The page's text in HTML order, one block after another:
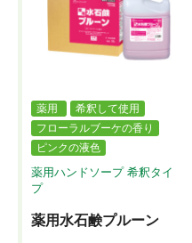
薬用
希釈して使用
フローラルブーケの香り
ピンクの液色
薬用ハンドソープ 希釈タイ
プ
薬用水石鹸プルーン